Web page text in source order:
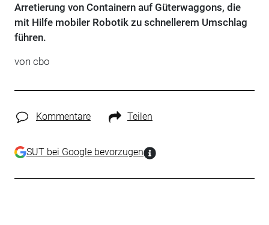
Arretierung von Containern auf Güterwaggons, die
mit Hilfe mobiler Robotik zu schnellerem Umschlag
führen.
von cbo
Kommentare Teilen
SUT bei Google bevorzugen